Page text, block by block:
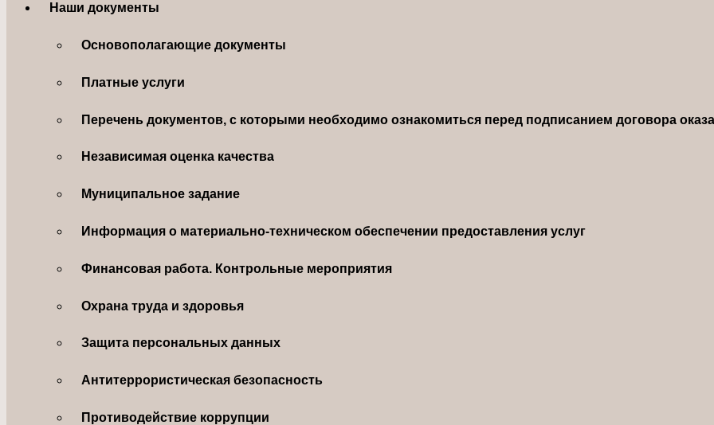
Наши документы
Основополагающие документы
Платные услуги
Перечень документов, с которыми необходимо ознакомиться перед подписанием договора
Независимая оценка качества
Муниципальное задание
Информация о материально-техническом обеспечении предоставления услуг
Финансовая работа. Контрольные мероприятия
Охрана труда и здоровья
Защита персональных данных
Антитеррористическая безопасность
Противодействие коррупции